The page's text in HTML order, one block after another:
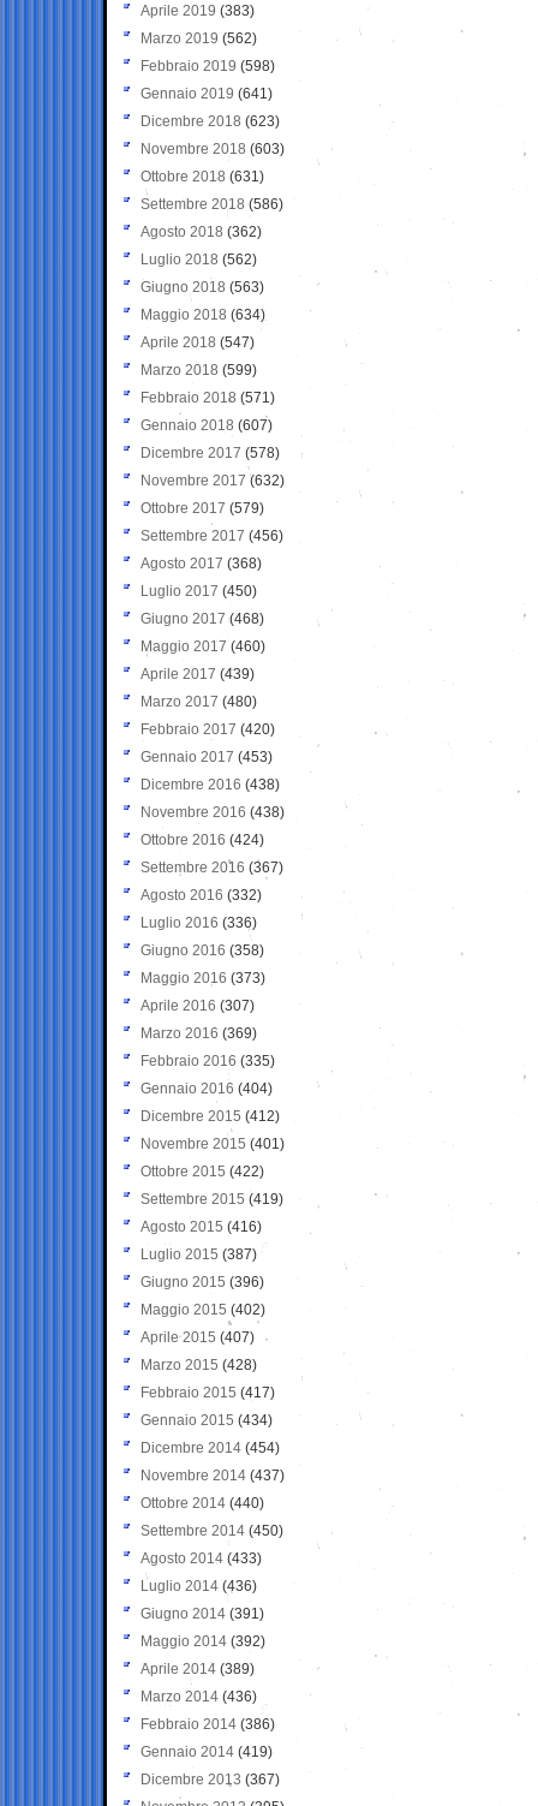
Aprile 2019 (383)
Marzo 2019 (562)
Febbraio 2019 (598)
Gennaio 2019 (641)
Dicembre 2018 (623)
Novembre 2018 (603)
Ottobre 2018 (631)
Settembre 2018 (586)
Agosto 2018 (362)
Luglio 2018 (562)
Giugno 2018 (563)
Maggio 2018 (634)
Aprile 2018 (547)
Marzo 2018 (599)
Febbraio 2018 (571)
Gennaio 2018 (607)
Dicembre 2017 (578)
Novembre 2017 (632)
Ottobre 2017 (579)
Settembre 2017 (456)
Agosto 2017 (368)
Luglio 2017 (450)
Giugno 2017 (468)
Maggio 2017 (460)
Aprile 2017 (439)
Marzo 2017 (480)
Febbraio 2017 (420)
Gennaio 2017 (453)
Dicembre 2016 (438)
Novembre 2016 (438)
Ottobre 2016 (424)
Settembre 2016 (367)
Agosto 2016 (332)
Luglio 2016 (336)
Giugno 2016 (358)
Maggio 2016 (373)
Aprile 2016 (307)
Marzo 2016 (369)
Febbraio 2016 (335)
Gennaio 2016 (404)
Dicembre 2015 (412)
Novembre 2015 (401)
Ottobre 2015 (422)
Settembre 2015 (419)
Agosto 2015 (416)
Luglio 2015 (387)
Giugno 2015 (396)
Maggio 2015 (402)
Aprile 2015 (407)
Marzo 2015 (428)
Febbraio 2015 (417)
Gennaio 2015 (434)
Dicembre 2014 (454)
Novembre 2014 (437)
Ottobre 2014 (440)
Settembre 2014 (450)
Agosto 2014 (433)
Luglio 2014 (436)
Giugno 2014 (391)
Maggio 2014 (392)
Aprile 2014 (389)
Marzo 2014 (436)
Febbraio 2014 (386)
Gennaio 2014 (419)
Dicembre 2013 (367)